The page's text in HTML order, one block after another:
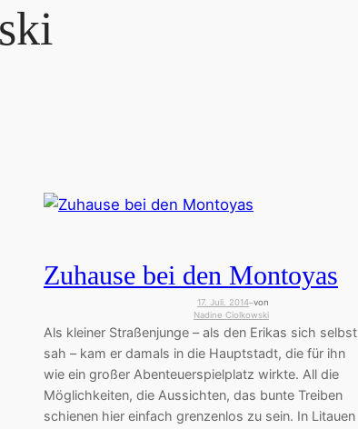
Zuhause bei den Montoyas
17. Juli. 2014—von
Nadine Ciolkowski
Als kleiner Straßenjunge – als den Erikas sich selbst
sah – kam er damals in die Hauptstadt, die für ihn
wie ein großer Abenteuerspielplatz wirkte. All die
Möglichkeiten, die Aussichten, das bunte Treiben
schienen hier einfach grenzenlos zu sein. In Litauen